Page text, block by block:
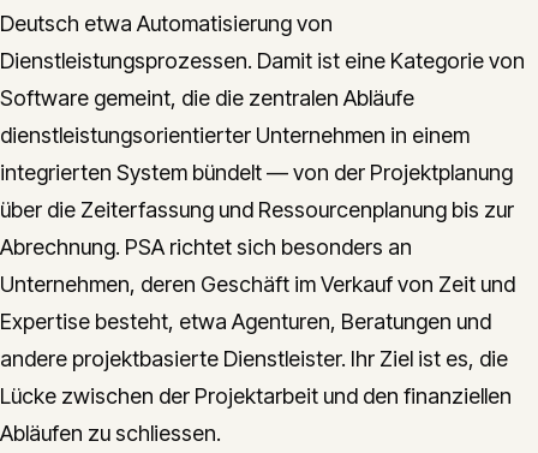
CONTACT
info@innopulse.io+41 79 508 28 06
Gotthardstrasse 30, 6300 Zug
Deutsch etwa Automatisierung von
Dienstleistungsprozessen. Damit ist eine Kategorie von
Software gemeint, die die zentralen Abläufe
dienstleistungsorientierter Unternehmen in einem
integrierten System bündelt — von der Projektplanung
über die Zeiterfassung und Ressourcenplanung bis zur
Abrechnung. PSA richtet sich besonders an
Unternehmen, deren Geschäft im Verkauf von Zeit und
Expertise besteht, etwa Agenturen, Beratungen und
andere projektbasierte Dienstleister. Ihr Ziel ist es, die
Lücke zwischen der Projektarbeit und den finanziellen
Abläufen zu schliessen.